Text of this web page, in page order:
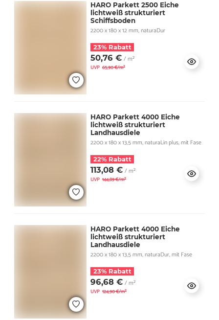
HARO Parkett 2500 Eiche
lichtweiß strukturiert
Schiffsboden
2200 x 180 x 12 mm, naturaDur
23% Rabatt
50,76 € / m²
UVP 65,90 €/m²
HARO Parkett 4000 Eiche
lichtweiß strukturiert
Landhausdiele
2200 x 180 x 13,5 mm, naturaLin plus, mit Fase
22% Rabatt
113,08 € / m²
UVP 144,89 €/m²
HARO Parkett 4000 Eiche
lichtweiß strukturiert
Landhausdiele
2200 x 180 x 13,5 mm, naturaDur, mit Fase
23% Rabatt
96,68 € / m²
UVP 124,90 €/m²